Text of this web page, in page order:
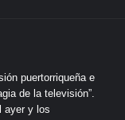
puertorriqueña e
de la televisión”.
ayer y los